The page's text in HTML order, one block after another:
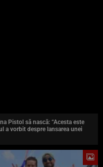
Pistol să nască: “Acesta este
a vorbit despre lansarea unei